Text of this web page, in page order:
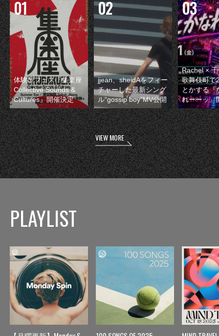
体験型フェス『集楽座
Collective Sounds &
Cultures』開催決定
jjean、sheidAをフィー
チャーした最新シング
ル“gossip boy”MV公開
Rachel ×
歌舞伎町で
とかする『
れーーッ』
VIEW MORE
PLAYLIST